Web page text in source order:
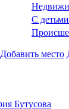
С детьми
Добавить место